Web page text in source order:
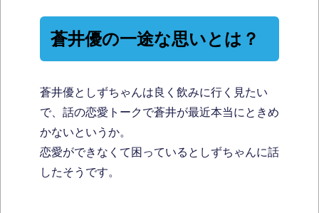
蒼井優の一途な思いとは？
蒼井優としずちゃんは良く飲みに行く見たい
で、話の恋愛トークで蒼井が最近本当にときめ
かないというか。
恋愛ができなくて困っているとしずちゃんに話
したそうです。